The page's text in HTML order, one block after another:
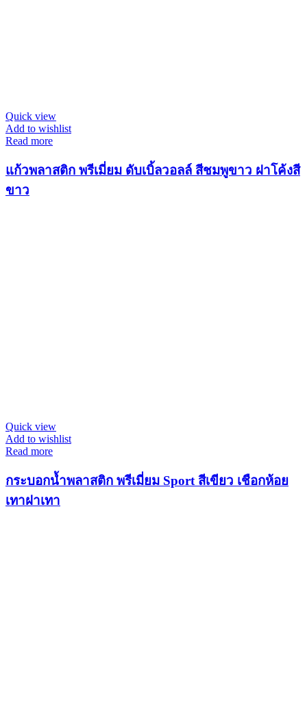
Quick view
Add to wishlist
Read more
แก้วพลาสติก พรีเมี่ยม ดับเบิ้ลวอลล์ สีชมพูขาว ฝาโค้งสี
ขาว
Quick view
Add to wishlist
Read more
กระบอกน้ำพลาสติก พรีเมี่ยม Sport สีเขียว เชือกห้อย
เทาฝาเทา